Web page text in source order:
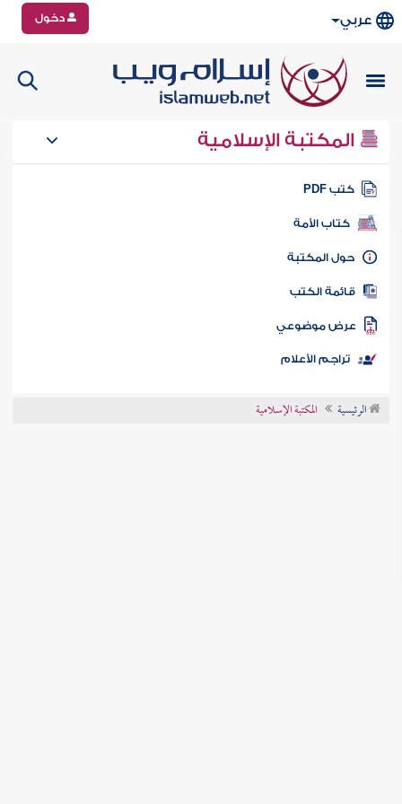
عربي دخول
المكتبة الإسلامية
كتب PDF
كتاب الأمة
المكتبة
الكتب
موضوعي
تراجم الأعلام
الرئيسية المكتبة الإسلامية